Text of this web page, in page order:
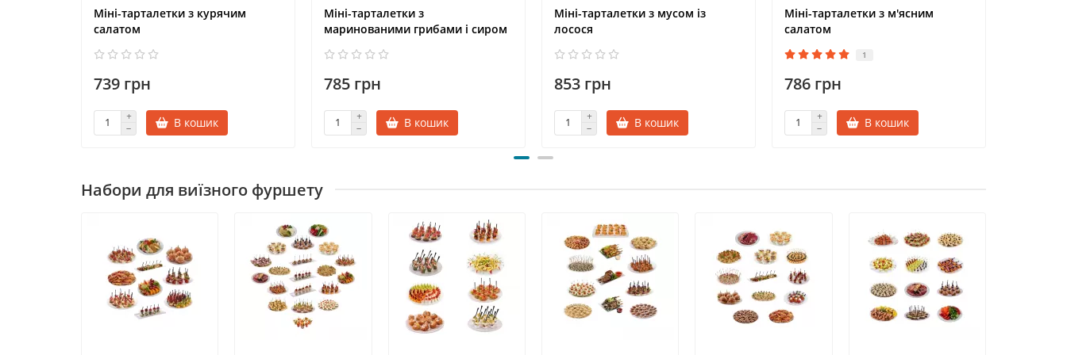
Міні-тарталетки з курячим
салатом
739 грн
В кошик
Міні-тарталетки з
маринованими грибами і сиром
785 грн
В кошик
Міні-тарталетки з мусом із
лосося
853 грн
В кошик
Міні-тарталетки з м'ясним
салатом
1
786 грн
В кошик
Набори для виїзного фуршету